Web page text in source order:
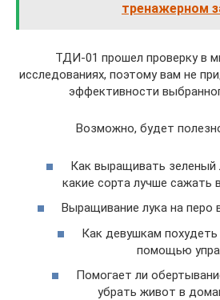
тренажерном
ТДИ-01 прошел проверку в
исследованиях, поэтому вам не
эффективности
Возможно, будет
Как выращивать зеленый
какие сорта лучше сажать
Выращивание лука на перо
Как девушкам похудеть
помощью
Помогает ли
убрать живот в